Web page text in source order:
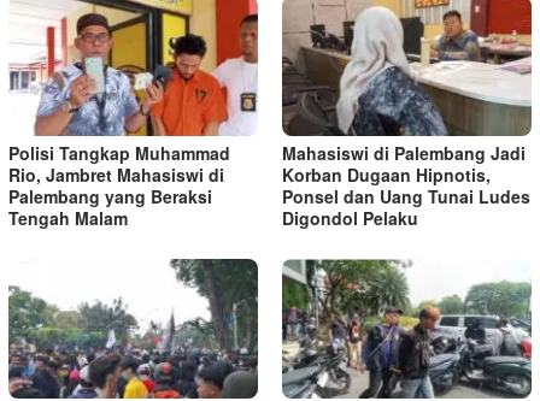
Polisi Tangkap Muhammad
Rio, Jambret Mahasiswi di
Palembang yang Beraksi
Tengah Malam
Mahasiswi di Palembang Jadi
Korban Dugaan Hipnotis,
Ponsel dan Uang Tunai Ludes
Digondol Pelaku